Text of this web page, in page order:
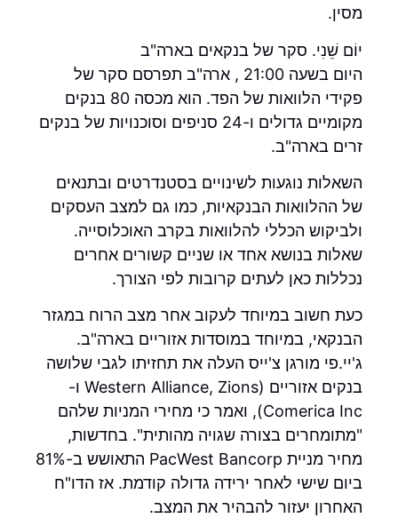
מסין.
יוֹם שֵׁנִי. סקר של בנקאים בארה"ב
היום בשעה 21:00 , ארה"ב תפרסם סקר של
פקידי הלוואות של הפד. הוא מכסה 80 בנקים
מקומיים גדולים ו-24 סניפים וסוכנויות של בנקים
זרים בארה"ב.
השאלות נוגעות לשינויים בסטנדרטים ובתנאים
של ההלוואות הבנקאיות, כמו גם למצב העסקים
ולביקוש הכללי להלוואות בקרב האוכלוסייה.
שאלות בנושא אחד או שניים קשורים אחרים
נכללות כאן לעתים קרובות לפי הצורך.
כעת חשוב במיוחד לעקוב אחר מצב הרוח במגזר
הבנקאי, במיוחד במוסדות אזוריים בארה"ב.
ג'יי.פי מורגן צ'ייס העלה את תחזיתו לגבי שלושה
בנקים אזוריים (Western Alliance, Zions ו-
Comerica Inc), ואמר כי מחירי המניות שלהם
"מתומחרים בצורה שגויה מהותית". בחדשות,
מחיר מניית PacWest Bancorp התאושש ב-81%
ביום שישי לאחר ירידה גדולה קודמת. אז הדו"ח
האחרון יעזור להבהיר את המצב.